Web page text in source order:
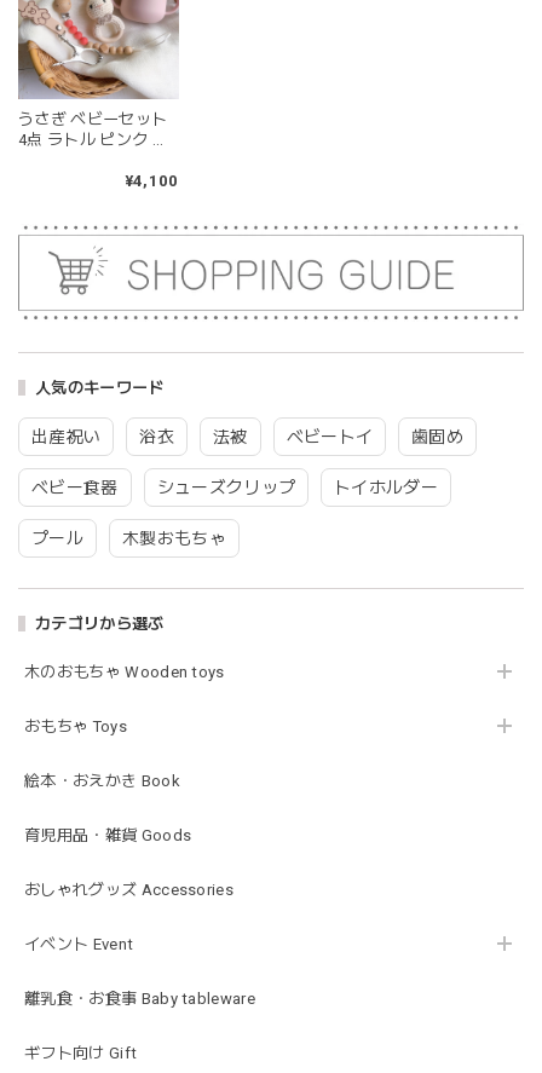
人気のキーワード
出産祝い 浴衣 法被 ベビートイ 歯固め
ベビー食器 シューズクリップ トイホルダー
プール 木製おもちゃ
カテゴリから選ぶ
木のおもちゃ Wooden toys
おもちゃ Toys
絵本・おえかき Book
育児用品・雑貨 Goods
おしゃれグッズ Accessories
イベント Event
離乳食・お食事 Baby tableware
ギフト向け Gift
ったり除菌できたり常に清潔に保てるのも嬉しいです。
moca
2026/04/24
耳の部分が咥えやすいようでよく遊んでいます。木の部分は
ますが、見た目が可愛くて満足です。
gray
2026/03/26
グレーを購入しました！手持ちのビブより少し小さい作りで
したがかわいいので問題なし^ ^ありがとうございました♡
2026/02/21
この度は迅速丁寧な対応をありがとうございました(^^) 梱包
も素敵で嬉しいです。
うさぎ ベビーセット
4点 ラトル ピンク ト
マグ シューズクリッ
¥4,100